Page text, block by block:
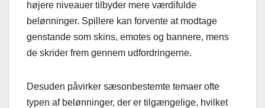
højere niveauer tilbyder mere værdifulde
belønninger. Spillere kan forvente at modtage
genstande som skins, emotes og bannere, mens
de skrider frem gennem udfordringerne.
Desuden påvirker sæsonbestemte temaer ofte
typen af belønninger, der er tilgængelige, hvilket